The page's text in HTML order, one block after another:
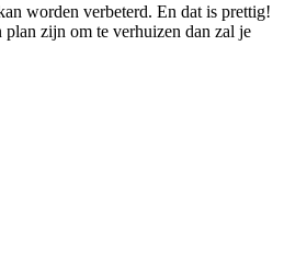
worden verbeterd. En dat is prettig!
zijn om te verhuizen dan zal je